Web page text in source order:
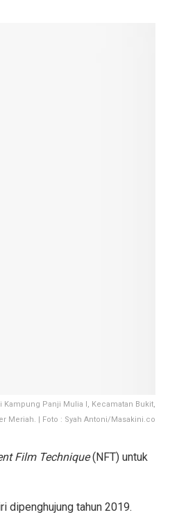
Panji Mulia I, Kecamatan Bukit,
Meriah. | Foto : Syah Antoni/Masakini.co
Film Technique(NFT) untuk
dipenghujung tahun 2019.